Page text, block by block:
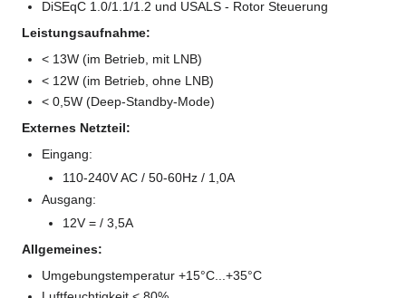
DiSEqC 1.0/1.1/1.2 und USALS - Rotor Steuerung
Leistungsaufnahme:
< 13W (im Betrieb, mit LNB)
< 12W (im Betrieb, ohne LNB)
< 0,5W (Deep-Standby-Mode)
Externes Netzteil:
Eingang:
110-240V AC / 50-60Hz / 1,0A
Ausgang:
12V = / 3,5A
Allgemeines:
Umgebungstemperatur +15°C...+35°C